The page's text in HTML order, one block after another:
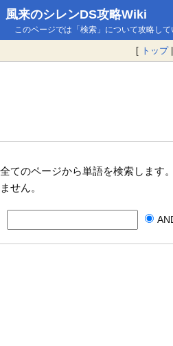
風来のシレンDS攻略Wiki
このページでは「検索」について攻略して
[ トップ|
全てのページから単語を検索します
ません。